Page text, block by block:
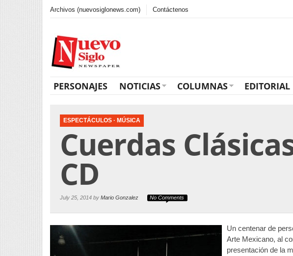
Archivos (nuevosiglonews.com) Contáctenos
PERSONAJES NOTICIAS COLUMNAS EDITORIAL
ESPECTÁCULOS · MÚSICA
Cuerdas
CD
July 25, 2014 by Mario Gonzalez No Comments
Un centenar de
Arte Mexicano, al
presentación de la